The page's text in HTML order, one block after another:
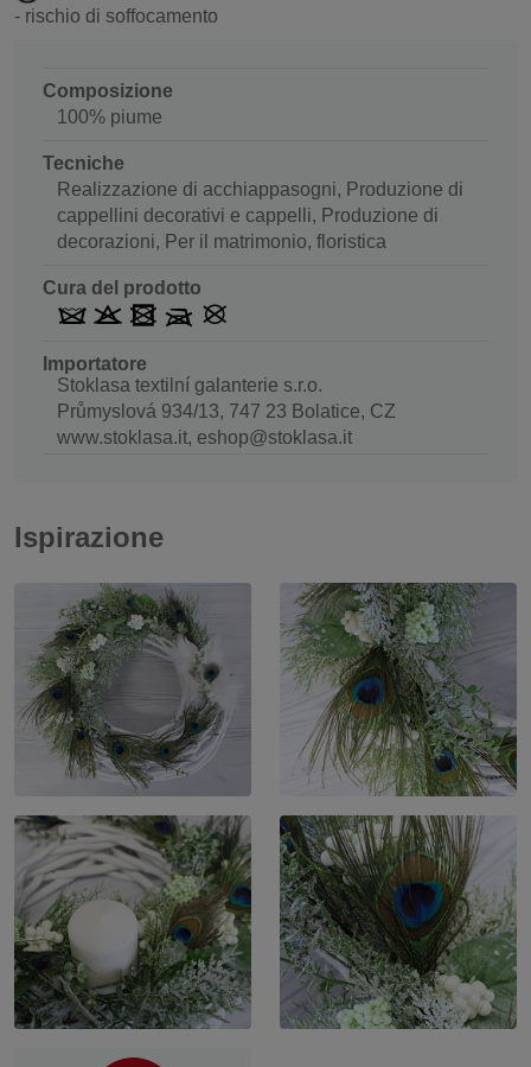
- rischio di soffocamento
Composizione
100% piume
Tecniche
Realizzazione di acchiappasogni, Produzione di
cappellini decorativi e cappelli, Produzione di
decorazioni, Per il matrimonio, floristica
Cura del prodotto
Importatore
Stoklasa textilní galanterie s.r.o.
Průmyslová 934/13, 747 23 Bolatice, CZ
www.stoklasa.it, eshop@stoklasa.it
Ispirazione